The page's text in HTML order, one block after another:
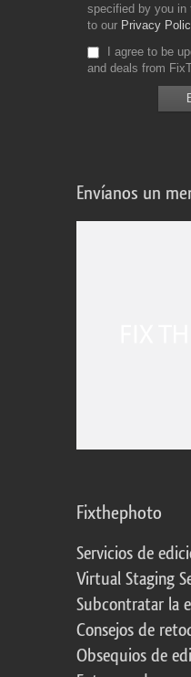
specified by you in
to our Privacy
I agree to be
and deals from
Envíanos un
Fixthephoto
Servicios de
Virtual Staging
Subcontratar la
Consejos de
Obsequios de